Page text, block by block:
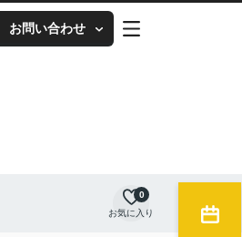
お問い合わせ
お気に入り
0